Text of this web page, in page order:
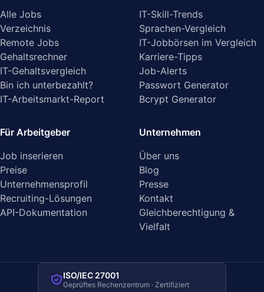
Alle Jobs
Verzeichnis
Remote Jobs
Gehaltsrechner
IT-Gehaltsvergleich
Bin ich unterbezahlt?
IT-Arbeitsmarkt-Report
IT-Skill-Trends
Sprachen-Vergleich
IT-Jobbörsen im Vergleich
Karriere-Tipps
Job-Alerts
Passwort Generator
Bcrypt Generator
Für Arbeitgeber
Job inserieren
Preise
Unternehmensprofil
Recruiting-Lösungen
API-Dokumentation
Unternehmen
Über uns
Blog
Presse
Kontakt
Gleichberechtigung &
Vielfalt
ISO/IEC 27001
Geprüftes Rechenzentrum · Zertifiziert